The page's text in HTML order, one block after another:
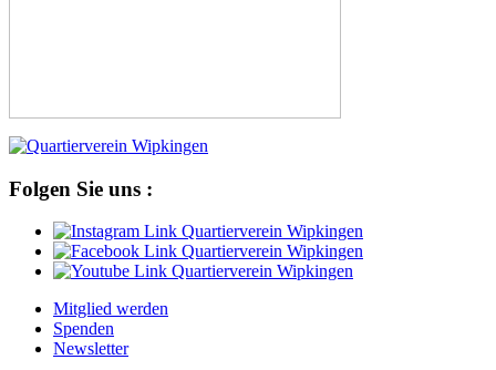
Folgen Sie uns :
Mitglied werden
Spenden
Newsletter